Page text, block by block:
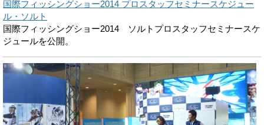
国際フィッシングショー2014 プロスタッフセミナースケジュー
ル・ソルト
国際フィッシングショー2014 ソルトプロスタッフセミナースケ
ジュールを公開。